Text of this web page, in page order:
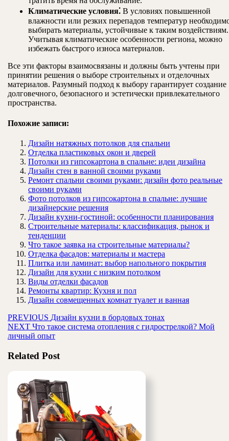
Климатические условия⁚ В условиях повышенной
влажности или резких перепадов температур
выбирать материалы, устойчивые к таким воздействиям.
Учитывая климатические особенности региона, можно
избежать быстрого износа материалов.
Все эти факторы взаимосвязаны и должны быть учтены при
принятии решения о выборе строительных и отделочных
материалов. Разумный подход к выбору гарантирует создание
долговечного, безопасного и эстетически привлекательного
пространства.
Похожие записи:
Дизайн натяжных потолков для спальни
Отделка пластиковых окон и дверей
Потолки из гипсокартона в спальне: идеи дизайна
Дизайн стен в ванной своими руками
Ремонт спальни своими руками: дизайн фото реальные
своими руками
Фото потолков из гипсокартона в спальне: лучшие
дизайнерские решения
Дизайн кухни-гостиной: особенности планирования
Строительные материалы: классификация, рынок и
тенденции
Что такое заявка на строительные материалы?
Отделка фасадов: материалы и мастера
Плитка или ламинат: выбор напольного покрытия
Дизайн для кухни с низким потолком
Виды отделки фасадов
Ремонты квартир: Кухня и пол
Дизайн совмещенных комнат туалет и ванная
Навигация
по
PREVIOUS Предыдущая
запись:
Дизайн кухни в бордовых тонах
NEXT Следующая
запись:
Что такое система отопления с гидрострелкой? Мой
личный опыт
Related Post